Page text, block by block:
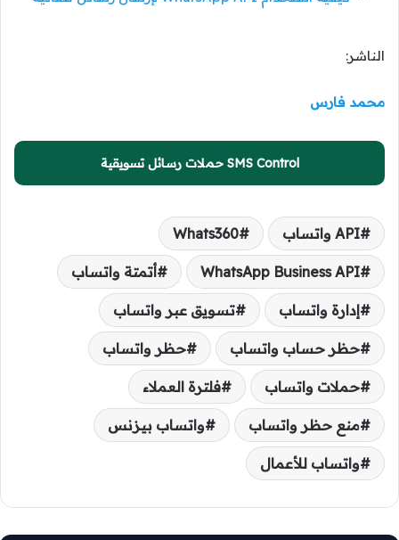
الناشر:
محمد فارس
SMS Control حملات رسائل تسويقية
API واتساب Whats360
WhatsApp Business API أتمتة واتساب
إدارة واتساب تسويق عبر واتساب
حظر حساب واتساب حظر واتساب
حملات واتساب فلترة العملاء
منع حظر واتساب واتساب بيزنس
واتساب للأعمال